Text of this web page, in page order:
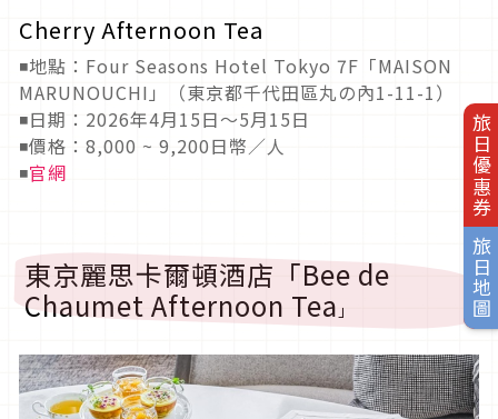
旅日優惠券
旅日地圖
Cherry Afternoon Tea
◾地點：Four Seasons Hotel Tokyo 7F「MAISON
MARUNOUCHI」（東京都千代田區丸の內1-11-1）
◾日期：2026年4月15日～5月15日
◾價格：8,000 ~ 9,200日幣／人
◾官網
東京麗思卡爾頓酒店「Bee de
Chaumet Afternoon Tea 」